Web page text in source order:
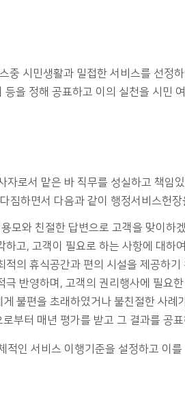
중 시민생활과 밀접한 서비스를 선정
을 정해 공표하고 이의 실천을 시민
자로서 맡은 바 직무를 성실하고 책임
짐하면서 다음과 같이 행정서비스헌
모와 친절한 답변으로 고객을 맞이하
고, 고객이 필요로 하는 사항에 대하
의 휴식공간과 편의 시설을 제공하
반영하며, 고객의 권리행사에 필요
불편을 초래하였거나 불친절한 사례
부터 매년 평가를 받고 그 결과를 공
적인 서비스 이행기준을 설정하고 이